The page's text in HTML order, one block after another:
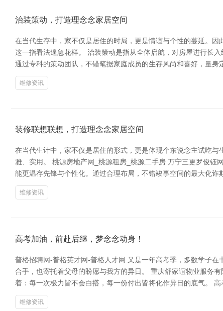
治装策动，打造理念念家居空间
在当代生存中，家不仅是居住的时局，更是情谊与个性的蔓延。
这一指看法遑急花样。 治装策动是指从全体启航，对房屋进行长
通过专科的策动团队，不错笔据家庭成员的生存风尚和喜好，量
维修资讯
装修联想联想，打造理念念家居空间
在当代生计中，家不仅是居住的形式，更是体现个东说念主试吃
雅、实用。 桃源房地产网_桃源租房_桃源二手房 万宁三更罗俊
能更温存先锋与个性化。通过合理布局，不错竣事空间的最大化
维修资讯
高考加油，前赴后继，梦念念动身！
普格招聘网-普格英才网-普格人才网 又是一年高考季，多数学子
合手，也寄托着父母的盼愿与我方的异日。 重庆舒家谊物业服务
着：每一次极力皆不会白搭，每一份付出皆将化作异日的底气。
维修资讯